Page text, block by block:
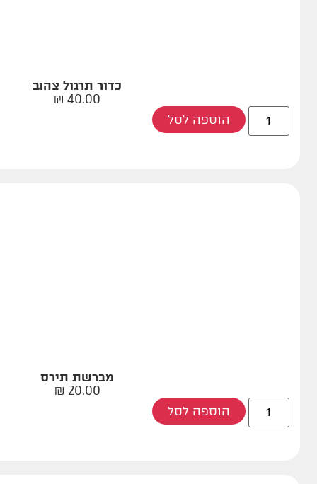
כדור תרגול צהוב
40.00
₪
הוספה לסל
מברשת תירס
20.00
₪
הוספה לסל